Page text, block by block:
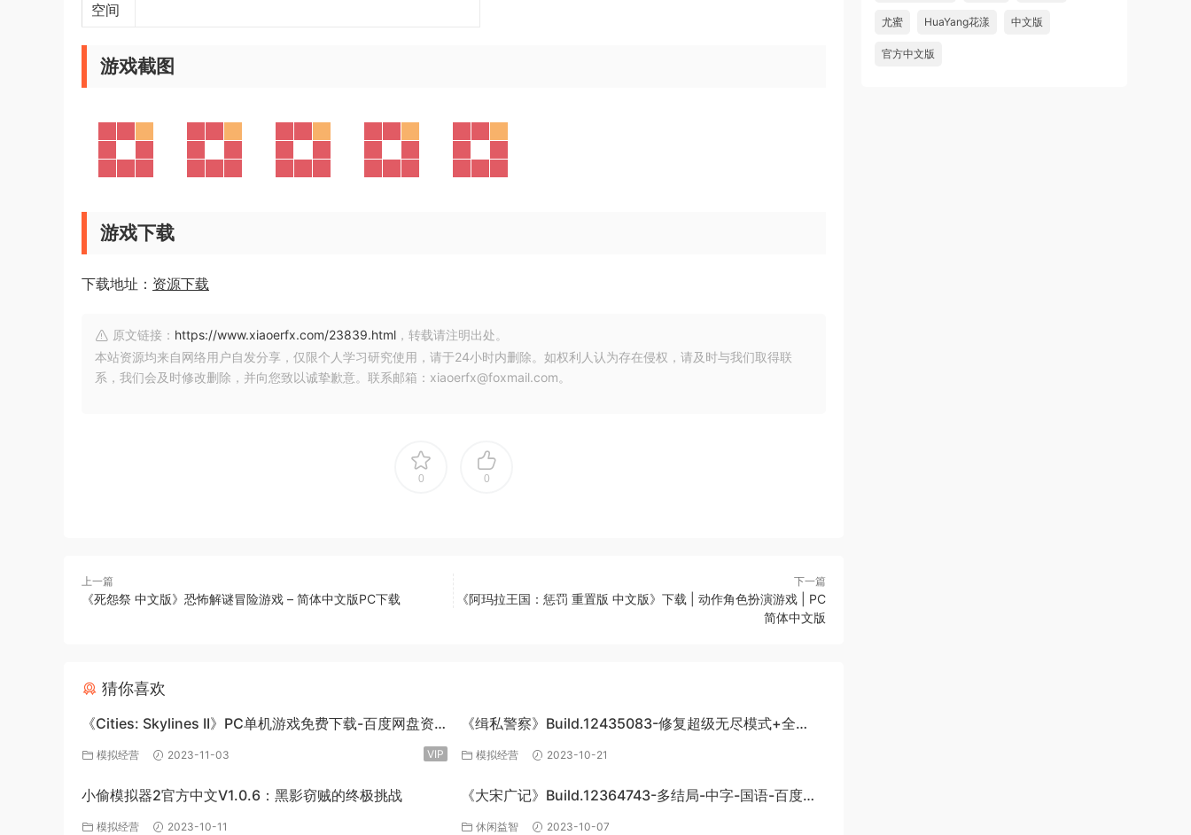
空间
游戏截图
游戏下载
下载地址： 资源下载
原文链接： https://www.xiaoerfx.com/23839.html ，转载请注明出处。
本站资源均来自网络用户自发分享，仅限个人学习研究使用，请于24小时内删除。如权利人认为存在侵权，请及时与我们取得联
系，我们会及时修改删除，并向您致以诚挚歉意。联系邮箱：xiaoerfx@foxmail.com。
0 0
上一篇
《死怨祭 中文版》恐怖解谜冒险游戏 – 简体中文版PC下载
下一篇
《阿玛拉王国：惩罚 重置版 中文版》下载 | 动作角色扮演游戏 | PC
简体中文版
猜你喜欢
《Cities: Skylines II》PC单机游戏免费下载-百度网盘资
源 模拟经营 2023-11-03 VIP
《缉私警察》Build.12435083-修复超级无尽模式+全
DLC-官方中文-免费下载
模拟经营 2023-10-21
小偷模拟器2官方中文V1.0.6：黑影窃贼的终极挑战
模拟经营 2023-10-11
《大宋广记》Build.12364743-多结局-中字-国语-百度网
盘下载
休闲益智 2023-10-07
尤蜜 HuaYang花漾 中文版
官方中文版